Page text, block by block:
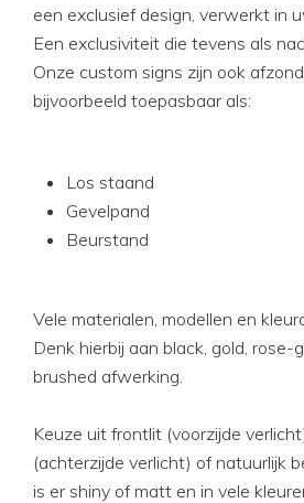
een exclusief design, verwerkt in
Een exclusiviteit die tevens als
Onze custom signs zijn ook
bijvoorbeeld toepasbaar als:
Los staand
Gevelpand
Beurstand
Vele materialen, modellen en
Denk hierbij aan black, gold,
brushed afwerking.
Keuze uit frontlit (voorzijde
(achterzijde verlicht) of natuurlijk
is er shiny of matt en in vele